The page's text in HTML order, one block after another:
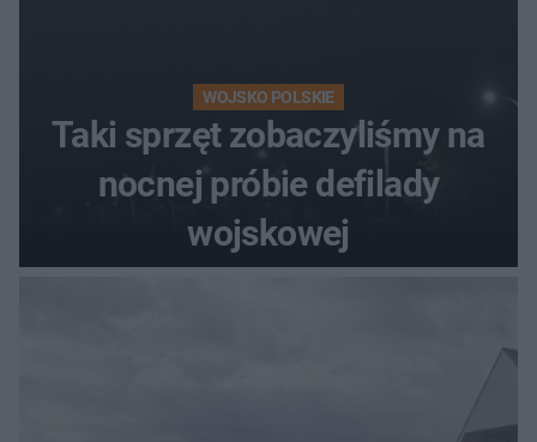
WOJSKO POLSKIE
Taki sprzęt zobaczyliśmy na
nocnej próbie defilady
wojskowej